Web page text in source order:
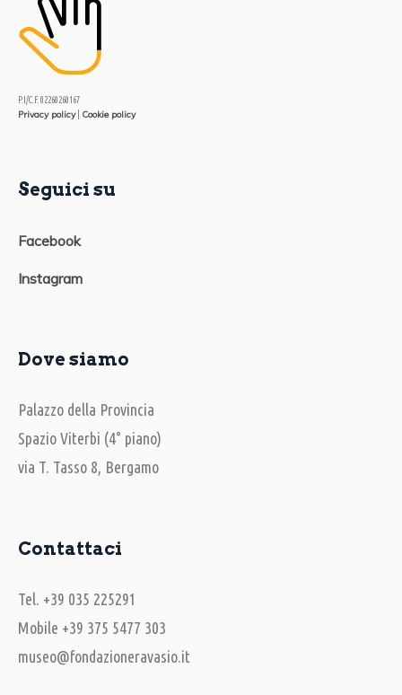
P.I/C.F. 02260260167
Privacy policy| Cookie policy
Seguici su
Facebook
Instagram
Dove siamo
Palazzo della Provincia
Spazio Viterbi (4° piano)
via T. Tasso 8, Bergamo
Contattaci
Tel. +39 035 225291
Mobile +39 375 5477 303
museo@fondazioneravasio.it